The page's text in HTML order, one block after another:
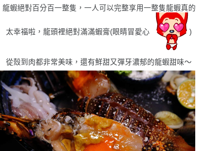
龍蝦絕對百分百一整隻，一人可以完整享用一整隻龍蝦真的
太幸福啦，龍頭裡絕對滿滿蝦膏(眼睛冒愛心 )
從殼到肉都非常美味，還有鮮甜又彈牙濃郁的龍蝦甜味〜